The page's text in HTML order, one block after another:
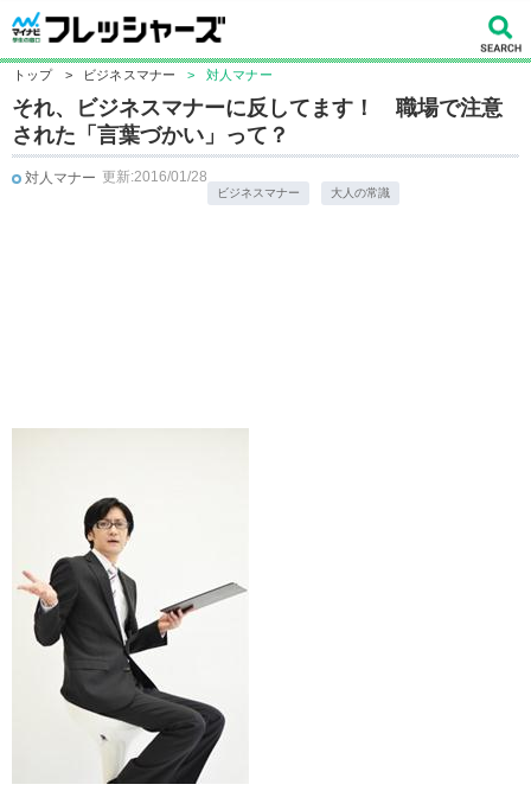
トップ > ビジネスマナー > 対人マナー
それ、ビジネスマナーに反してます！ 職場で注意
された「言葉づかい」って？
対人マナー 更新:2016/01/28
ビジネスマナー 大人の常識